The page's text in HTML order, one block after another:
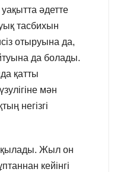
әдетте
тасбихын
отыруына да,
да болады.
қатты
мән
негізгі
Жыл он
кейінгі